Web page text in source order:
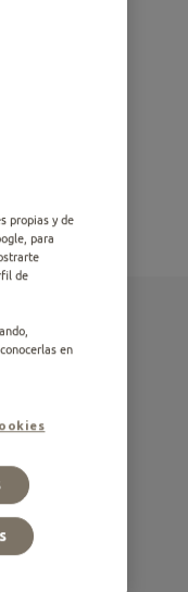
propias y de
para
de
en